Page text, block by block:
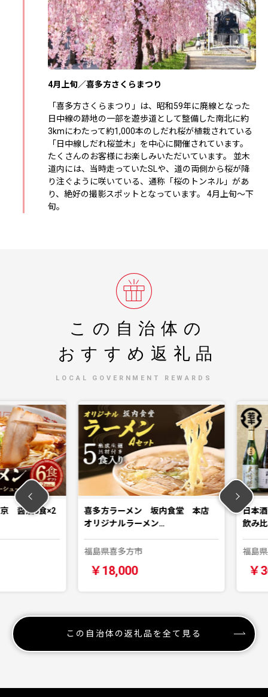
4月上旬／喜多方さくらまつり
「喜多方さくらまつり」は、昭和59年に廃線となった
日中線の跡地の一部を遊歩道として整備した南北に約
3kmにわたって約1,000本のしだれ桜が植栽されている
「日中線しだれ桜並木」を中心に開催されています。
たくさんのお客様にお楽しみいただいています。 並木
道内には、当時走っていたSLや、道の両側から桜が降
り注ぐように咲いている、通称「桜のトンネル」があ
り、絶好の撮影スポットとなっています。 4月上旬～下
旬。
この自治体の
おすすめ返礼品
LOCAL GOVERNMENT REWARDS
油6食×2
喜多方ラーメン 坂内食堂 本店
オリジナルラーメン…
福島県喜多方市
￥18,000
日本酒 喜
飲み比べ
福島県喜
￥
この自治体の返礼品を全て見る